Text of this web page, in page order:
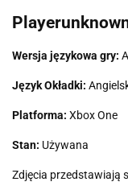
Wersja językowa gry:
Język Okładki:
Platforma: Xbox One
Stan: Używana
Zdjęcia przedstawiają